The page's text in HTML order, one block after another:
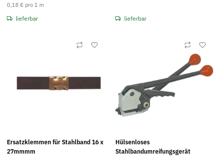
0,18 € pro 1 m
lieferbar lieferbar
Ersatzklemmen für Stahlband 16 x
27mmmm
Hülsenloses
Stahlbandumreifungsgerät